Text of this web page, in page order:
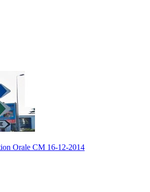
Orale CM 16-12-2014